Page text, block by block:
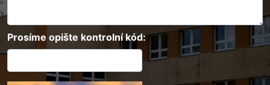
Prosíme opište kontrolní kód: